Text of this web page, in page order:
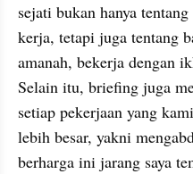
sejati bukan hanya
kerja, tetapi juga tentang
amanah, bekerja dengan
Selain itu, briefing juga
setiap pekerjaan yang
lebih besar, yakni
berharga ini jarang saya